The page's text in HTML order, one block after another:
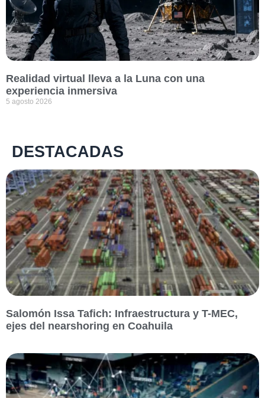
Realidad virtual lleva a la Luna con una
experiencia inmersiva
5 agosto 2026
DESTACADAS
Salomón Issa Tafich: Infraestructura y T-MEC,
ejes del nearshoring en Coahuila